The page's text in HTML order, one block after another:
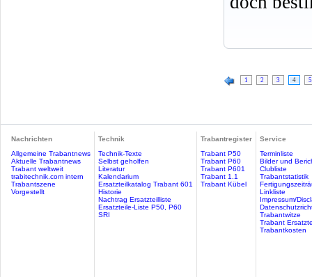
1 2 3 4 5
Nachrichten
Allgemeine Trabantnews
Aktuelle Trabantnews
Trabant weltweit
trabitechnik.com intern
Trabantszene
Vorgestellt
Technik
Technik-Texte
Selbst geholfen
Literatur
Kalendarium
Ersatzteilkatalog Trabant 601
Historie
Nachtrag Ersatzteilliste
Ersatzteile-Liste P50, P60
SRI
Trabantregister
Trabant P50
Trabant P60
Trabant P601
Trabant 1.1
Trabant Kübel
Service
Terminliste
Bilder und
Clubliste
Trabantstatistik
Linkliste
Impressum/
Trabantwitze
Trabant
Trabantkosten